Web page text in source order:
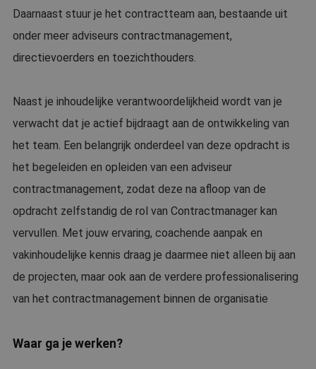
Daarnaast stuur je het contractteam aan, bestaande uit
onder meer adviseurs contractmanagement,
directievoerders en toezichthouders.
Naast je inhoudelijke verantwoordelijkheid wordt van je
verwacht dat je actief bijdraagt aan de ontwikkeling van
het team. Een belangrijk onderdeel van deze opdracht is
het begeleiden en opleiden van een adviseur
contractmanagement, zodat deze na afloop van de
opdracht zelfstandig de rol van Contractmanager kan
vervullen. Met jouw ervaring, coachende aanpak en
vakinhoudelijke kennis draag je daarmee niet alleen bij aan
de projecten, maar ook aan de verdere professionalisering
van het contractmanagement binnen de organisatie
Waar ga je werken?